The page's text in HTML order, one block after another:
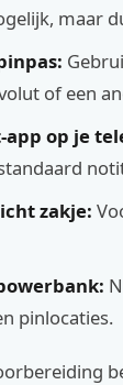
maar
of een
app op je
zakje:
pinlocaties.